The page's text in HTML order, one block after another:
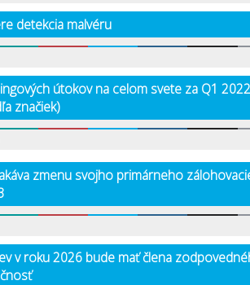
detekcia malvéru
útokov na celom svete za Q1
značiek)
zmenu svojho primárneho
v roku 2026 bude mať člena